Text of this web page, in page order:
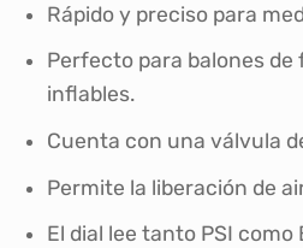
Rápido y preciso para
Perfecto para balones de
inflables.
Cuenta con una válvula
Permite la liberación de
El dial lee tanto PSI como